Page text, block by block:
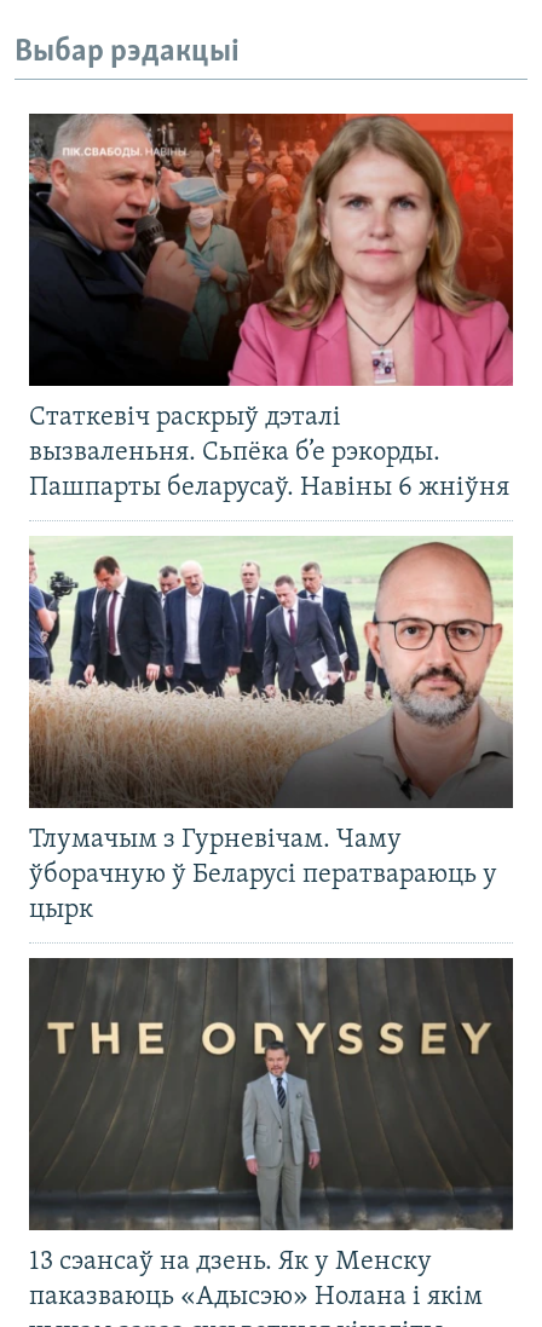
Выбар рэдакцыі
Статкевіч раскрыў дэталі
вызваленьня. Сьпёка б’е рэкорды.
Пашпарты беларусаў. Навіны 6 жніўня
Тлумачым з Гурневічам. Чаму
ўборачную ў Беларусі ператвараюць у
цырк
13 сэансаў на дзень. Як у Менску
паказваюць «Адысэю» Нолана і якім